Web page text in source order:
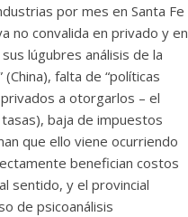
por mes en Santa Fe
no convalida en privado y en
lúgubres análisis de la
falta de “políticas
a otorgarlos – el
baja de impuestos
que ello viene ocurriendo
benefician costos
sentido, y el provincial
de psicoanálisis